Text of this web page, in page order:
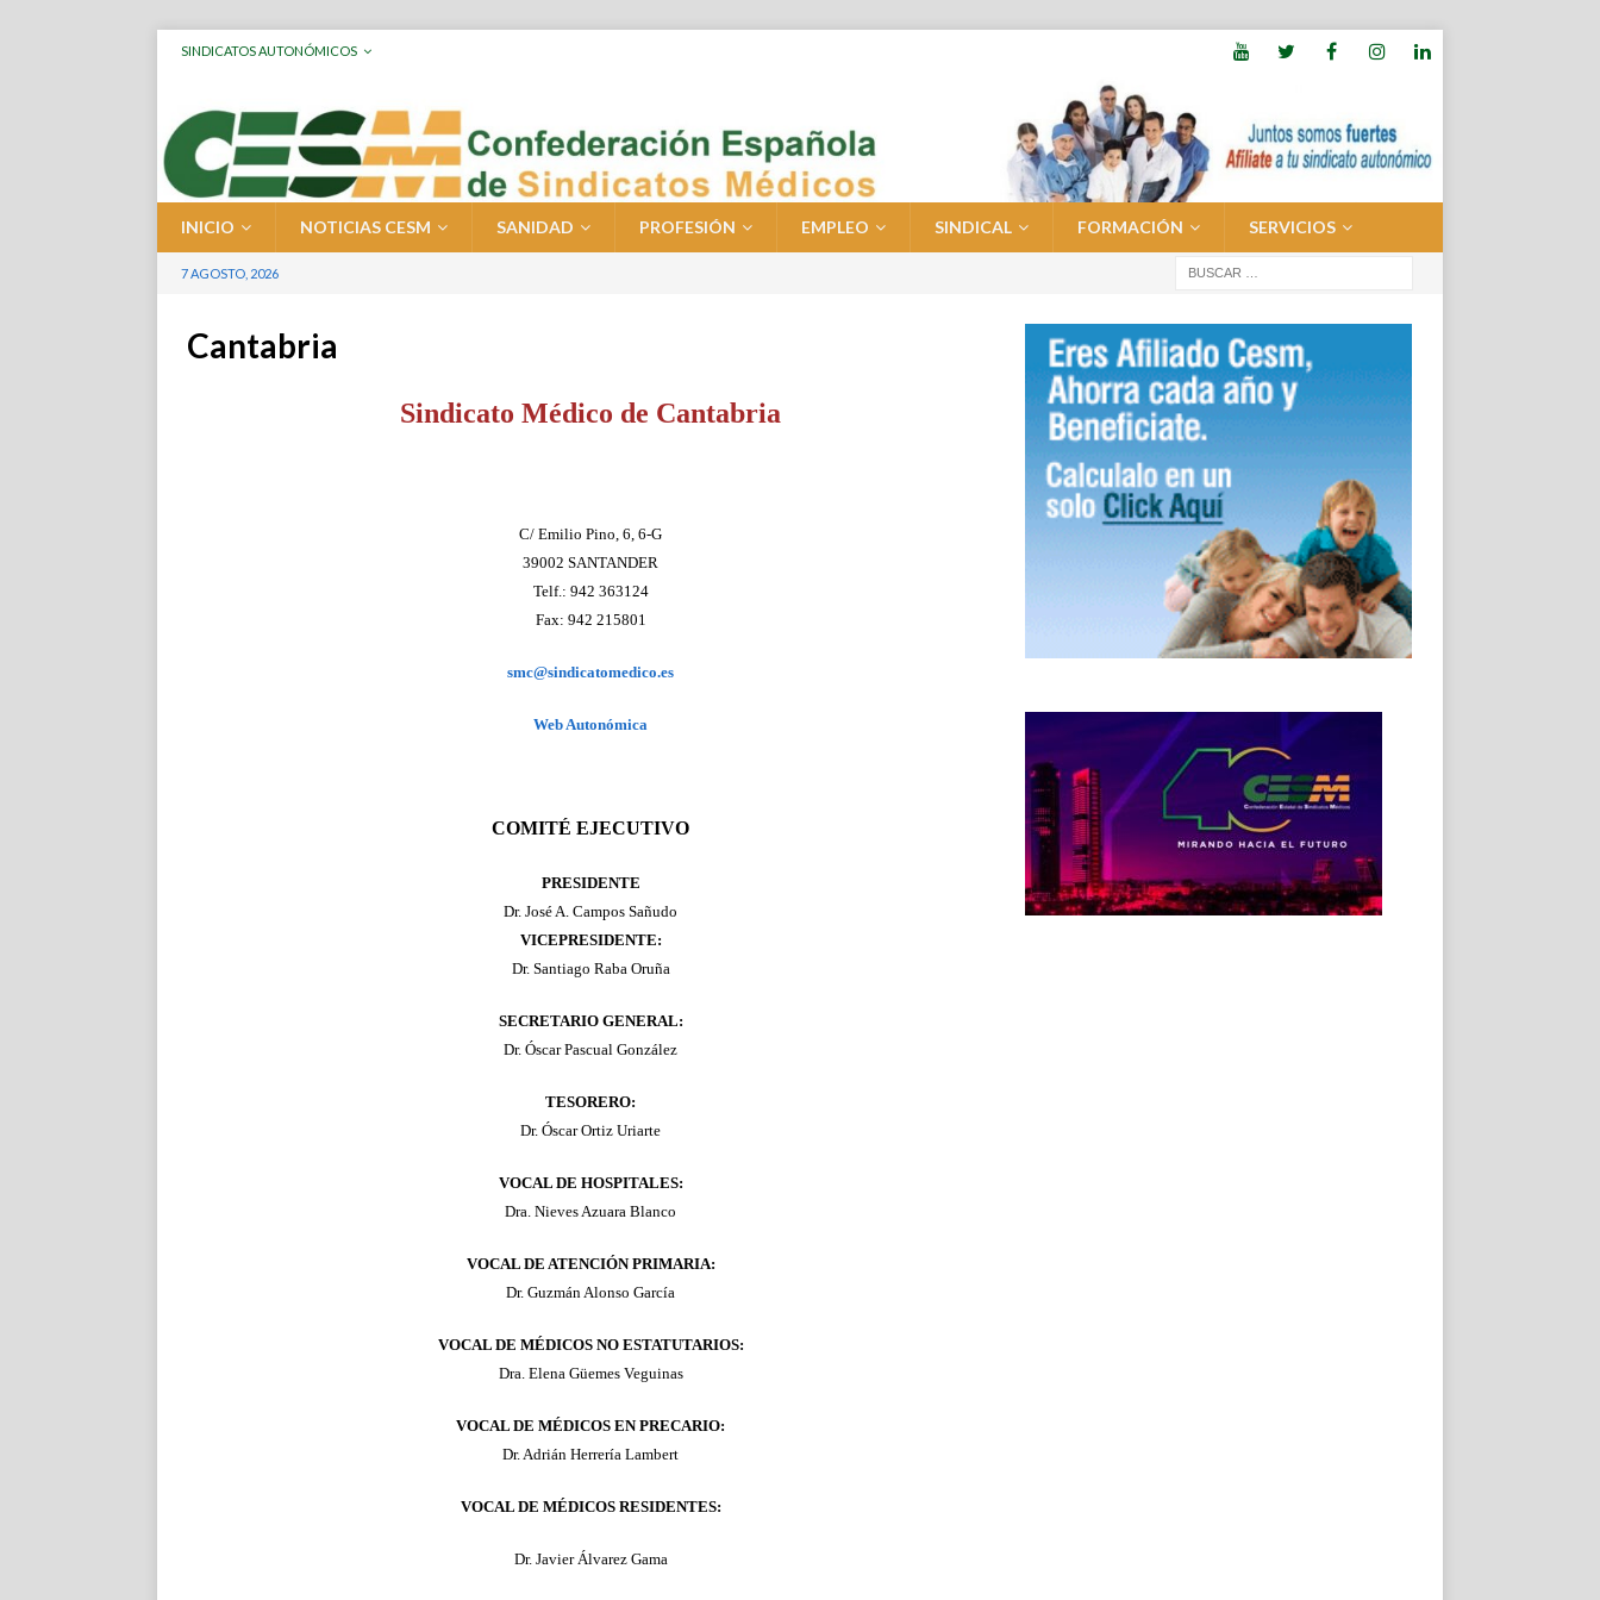
SINDICATOS AUTONÓMICOS
INICIO NOTICIAS CESM SANIDAD PROFESIÓN EMPLEO SINDICAL FORMACIÓN SERVICIOS
7 AGOSTO, 2026
Cantabria
Sindicato Médico de Cantabria
C/ Emilio Pino, 6, 6-G
39002 SANTANDER
Telf.: 942 363124
Fax: 942 215801
smc@sindicatomedico.es
Web Autonómica
COMITÉ EJECUTIVO
PRESIDENTE
Dr. José A. Campos Sañudo
VICEPRESIDENTE:
Dr. Santiago Raba Oruña
SECRETARIO GENERAL:
Dr. Óscar Pascual González
TESORERO:
Dr. Óscar Ortiz Uriarte
VOCAL DE HOSPITALES:
Dra. Nieves Azuara Blanco
VOCAL DE ATENCIÓN PRIMARIA:
Dr. Guzmán Alonso García
VOCAL DE MÉDICOS NO ESTATUTARIOS:
Dra. Elena Güemes Veguinas
VOCAL DE MÉDICOS EN PRECARIO:
Dr. Adrián Herrería Lambert
VOCAL DE MÉDICOS RESIDENTES:
Dr. Javier Álvarez Gama